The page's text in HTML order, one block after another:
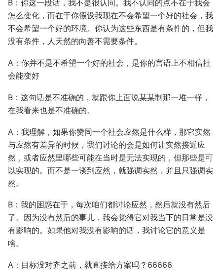
B：你这一段话，我不是很认同。我不认同的点不在于我会
怎么变化，而在于你假设我现在不会希望一个好的社会，我
不会希望一个好的环境。你认为这些东西是有条件的，但我
没有条件，人天然的向善不需要条件。
A：你并不是不希望一个好的社会，是你的言语上不相信社
会能变好
B：这句话是不准确的，就跟你上面说某某制那一堆一样，
在我看来也是不准确的。
A：我理解，如果你赞同一个社会应然是什么样，那它实然
与应然有差异的时候，我们讨论的会是如何让实然接近应
然，或者应然里哪些可能在当时是无法实现的，但那些是可
以实现的。而不是一谈到应然，就强调实然，并且只强调实
然。
B：我的困惑在于，每次咱们都讨论应然，然后就没有然后
了。因为没有然后的事儿，我会觉得它对我当下的日常是没
有影响的。如果他对我没有影响的话，我讨论它的意义是
啥。
A：目标没对齐之前，就直接给方案吗？66666